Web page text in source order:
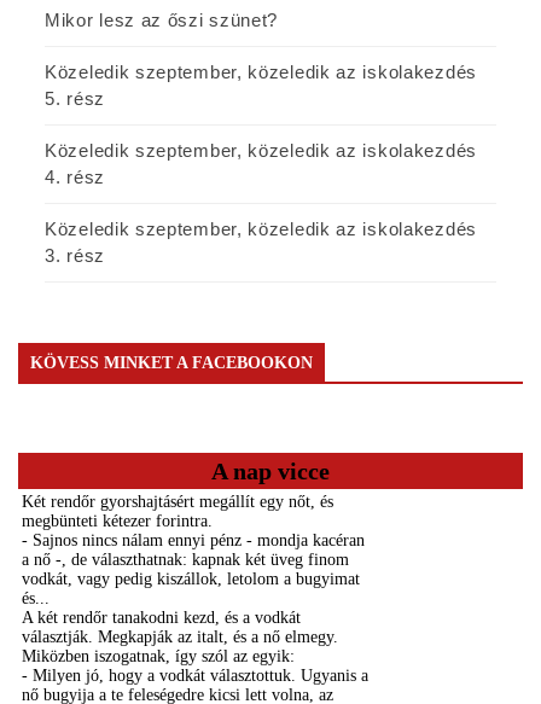
Mikor lesz az őszi szünet?
Közeledik szeptember, közeledik az iskolakezdés
5. rész
Közeledik szeptember, közeledik az iskolakezdés
4. rész
Közeledik szeptember, közeledik az iskolakezdés
3. rész
KÖVESS MINKET A FACEBOOKON
A nap vicce